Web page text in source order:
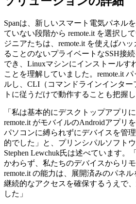
Spanは、新しいスマート電気パネル
ていない段階から remote.it を選択し
ジニアたちは、remote.it を使えばハ
ることのないプライベートなSSH接
でき、Linuxマシンにインストールす
ことを理解していました。remote.it
ルし、CLI（コマンドラインインタ
トに従うだけで動作することも把握し
「私は基本的にデスクトップアプリ
remote.it がモバイルのAndroidアプリ
パソコンに縛られずにデバイスを管
的でした」と、プリンシパルソフト
Stephen Lewchuk氏は述べています。
かわらず、私たちのデバイスからリ
remote.it の能力は、展開済みのパネ
継続的なアクセスを確保するうえで
した」